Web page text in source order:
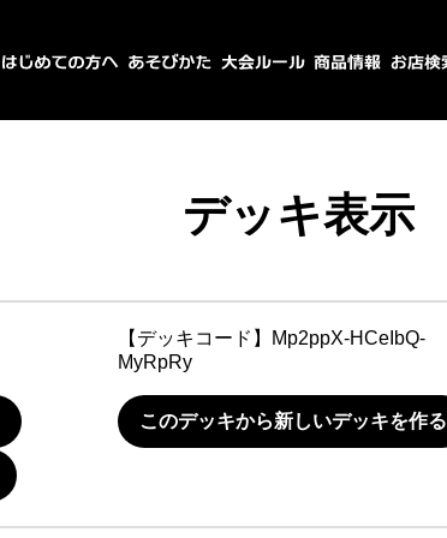
デッキ表示
【デッキコード】
Mp2ppX-HCeIbQ-
MyRpRy
このデッキから新しいデッキを作る